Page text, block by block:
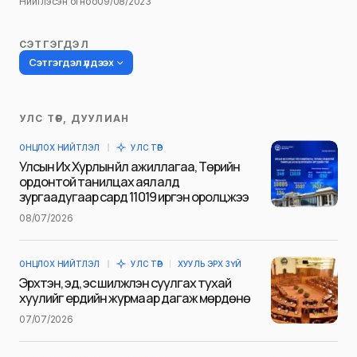
СЭТГЭГДЭЛ
Сэтгэгдэл үлдээх
Таны имэйл хаягийг нийтлэхгүй.
тэмдэглэсэн
Сэтгэгдэл*
Name
УЛС ТӨР, ДУУЛИАН
ОНЦЛОХ НИЙТЛЭЛ УЛС ТӨР
Улсын Их Хурлын үйл ажиллагаа, Төрийн
ордонтой танилцах аялалд
зургаадугаар сард 11019 иргэн оролцжээ
08/07/2026
ОНЦЛОХ НИЙТЛЭЛ УЛС ТӨР ХУУЛЬ ЭРХ ЗҮЙ
Эрхтэн, эд, эс шилжүүлэн суулгах тухай
хуулийг ердийн журмаар дагаж мөрдөнө
07/07/2026